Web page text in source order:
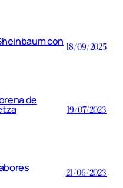
con 18/09/2025
de
19/07/2023
21/06/2023